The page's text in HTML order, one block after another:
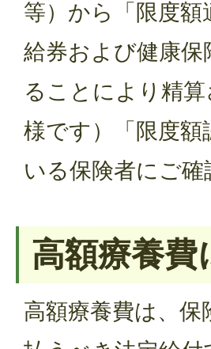
等）から「限度
給券および健康
ることにより精
様です）「限度
いる保険者にご確
高額療養費
高額療養費は、